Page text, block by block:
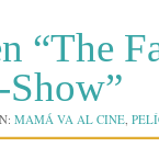
“The
Show”
MAMÁ VA AL CINE,